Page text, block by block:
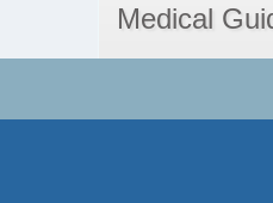
Medical